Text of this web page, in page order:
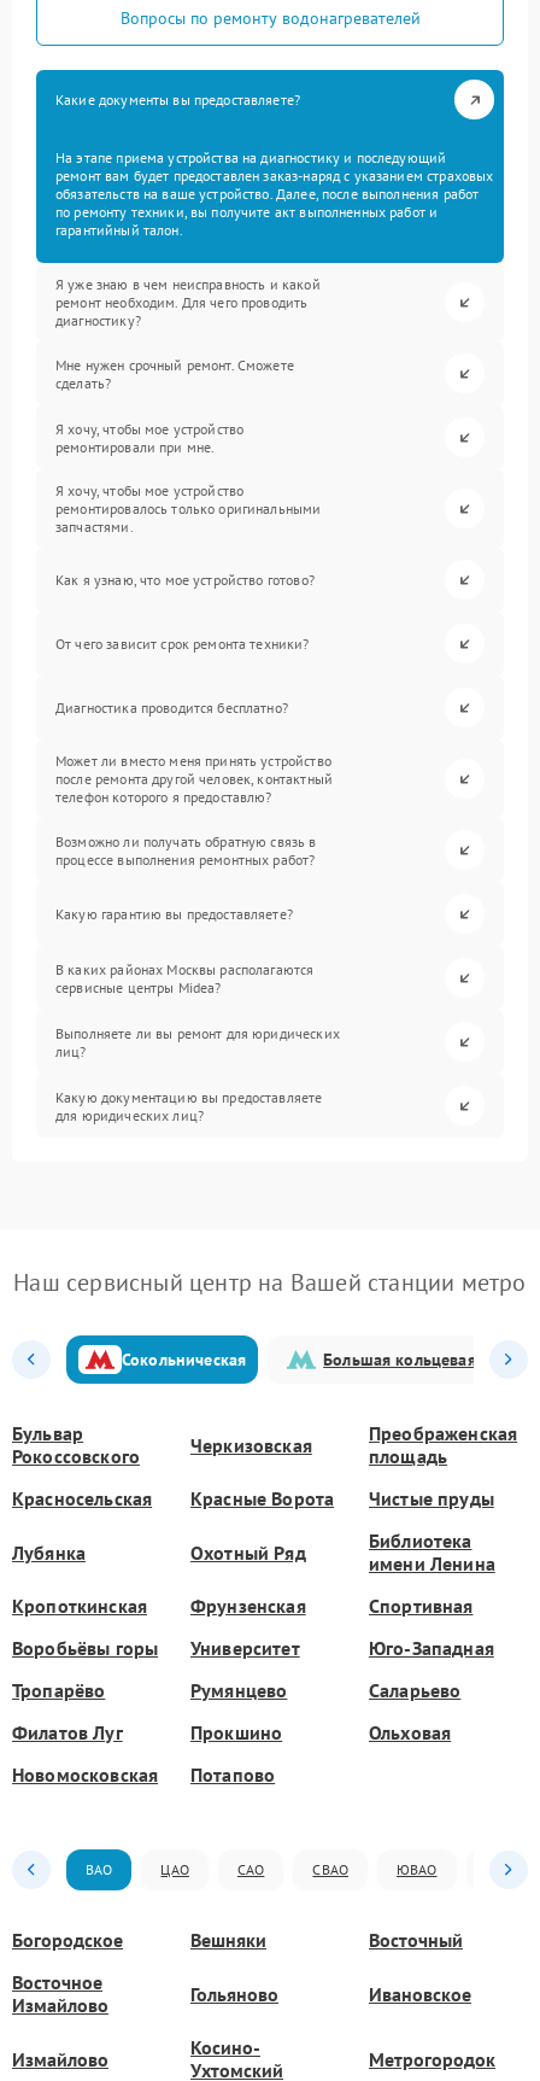
Вопросы по ремонту водонагревателей
Какие документы вы предоставляете?
На этапе приема устройства на диагностику и последующий
ремонт вам будет предоставлен заказ-наряд с указанием страховых
обязательств на ваше устройство. Далее, после выполнения работ
по ремонту техники, вы получите акт выполненных работ и
гарантийный талон.
Я уже знаю в чем неисправность и какой
ремонт необходим. Для чего проводить
диагностику?
Мне нужен срочный ремонт. Сможете
сделать?
Я хочу, чтобы мое устройство
ремонтировали при мне.
Я хочу, чтобы мое устройство
ремонтировалось только оригинальными
запчастями.
Как я узнаю, что мое устройство готово?
От чего зависит срок ремонта техники?
Диагностика проводится бесплатно?
Может ли вместо меня принять устройство
после ремонта другой человек, контактный
телефон которого я предоставлю?
Возможно ли получать обратную связь в
процессе выполнения ремонтных работ?
Какую гарантию вы предоставляете?
В каких районах Москвы располагаются
сервисные центры Midea?
Выполняете ли вы ремонт для юридических
лиц?
Какую документацию вы предоставляете
для юридических лиц?
Наш сервисный центр на Вашей станции метро
Сокольническая Большая кольцевая
Бульвар
Рокоссовского
Черкизовская
Преображенская
площадь
Красносельская
Красные Ворота Чистые пруды
Лубянка Охотный Ряд
Библиотека
имени Ленина
Кропоткинская
Фрунзенская
Спортивная
Воробьёвы горы
Университет
Юго-Западная
Тропарёво
Румянцево
Саларьево
Филатов Луг
Прокшино
Ольховая
Новомосковская
Потапово
ВАО ЦАО САО СВАО ЮВАО ЮАО
Богородское Вешняки
Восточный
Восточное
Измайлово
Гольяново Ивановское
Измайлово
Косино-
Ухтомский
Метрогородок